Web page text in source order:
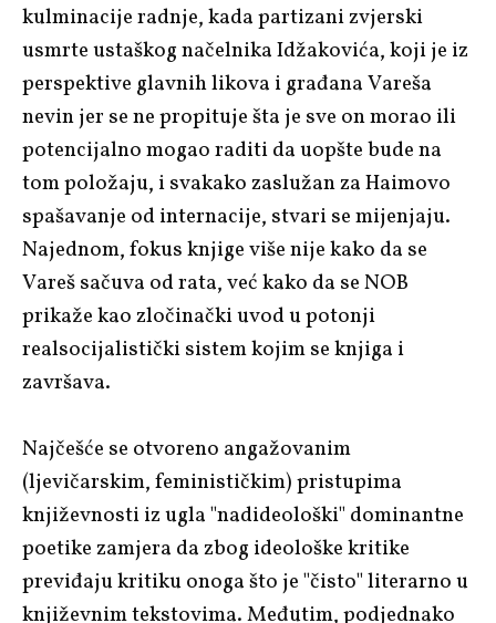
kulminacije radnje, kada partizani zvjerski
usmrte ustaškog načelnika Idžakovića, koji je iz
perspektive glavnih likova i građana Vareša
nevin jer se ne propituje šta je sve on morao ili
potencijalno mogao raditi da uopšte bude na
tom položaju, i svakako zaslužan za Haimovo
spašavanje od internacije, stvari se mijenjaju.
Najednom, fokus knjige više nije kako da se
Vareš sačuva od rata, već kako da se NOB
prikaže kao zločinački uvod u potonji
realsocijalistički sistem kojim se knjiga i
završava.
Najčešće se otvoreno angažovanim
(ljevičarskim, feminističkim) pristupima
književnosti iz ugla "nadideološki" dominantne
poetike zamjera da zbog ideološke kritike
previđaju kritiku onoga što je "čisto" literarno u
književnim tekstovima. Međutim, podjednako